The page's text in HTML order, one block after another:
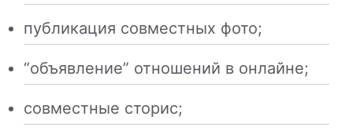
публикация совместных фото;
“объявление” отношений в онлайне;
совместные сторис;